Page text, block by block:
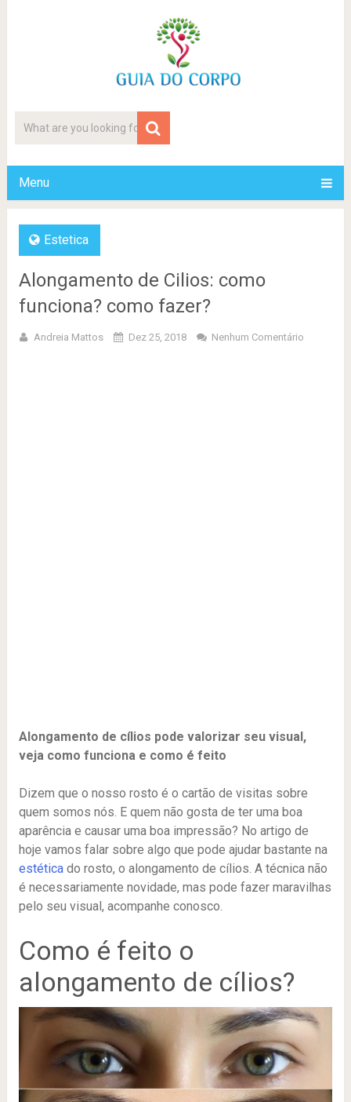
Menu
Estetica
Alongamento de Cilios: como
funciona? como fazer?
Andreia Mattos Dez 25, 2018 Nenhum Comentário
Alongamento de cílios pode valorizar seu visual,
veja como funciona e como é feito
Dizem que o nosso rosto é o cartão de visitas sobre
quem somos nós. E quem não gosta de ter uma boa
aparência e causar uma boa impressão? No artigo de
hoje vamos falar sobre algo que pode ajudar bastante na
estéticado rosto, o alongamento de cílios. A técnica não
é necessariamente novidade, mas pode fazer maravilhas
pelo seu visual, acompanhe conosco.
Como é feito o
alongamento de cílios?